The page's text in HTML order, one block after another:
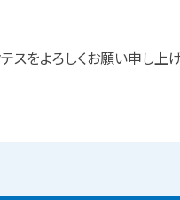
をよろしくお願い申し上げ